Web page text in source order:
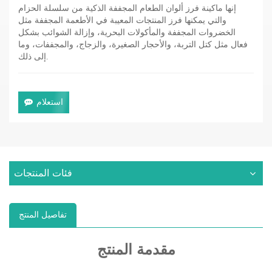
إنها ماكينة فرز ألوان الطعام المجففة الذكية من سلسلة الحزام
والتي يمكنها فرز المنتجات المعيبة في الأطعمة المجففة مثل
الخضروات المجففة والمأكولات البحرية، وإزالة الشوائب بشكل
فعال مثل كتل التربة، والأحجار الصغيرة، والزجاج، والمجففات، وما
إلى ذلك.
استعلام
فئات المنتجات
تفاصيل المنتج
مقدمة المنتج